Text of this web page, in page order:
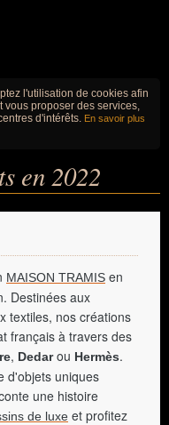
l'utilisation de cookies afin
vous proposer des services,
d'intérêts. En savoir plus
en 2022
MAISON TRAMIS en
Destinées aux
textiles, nos créations
français à travers des
, Dedarou Hermès.
d'objets uniques
une histoire
de luxe et profitez